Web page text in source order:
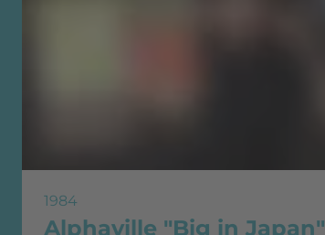
1984
Alphaville "Big in Japan"